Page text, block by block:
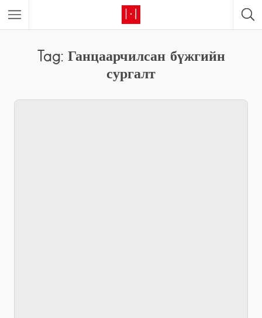
Tag: Ганцаарчилсан бүжгийн
сургалт